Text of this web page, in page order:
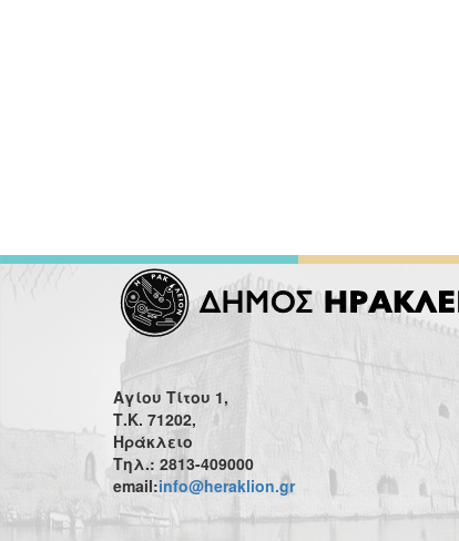
Αγίου Τίτου 1,
Τ.Κ. 71202,
Ηράκλειο
Τηλ.: 2813-409000
email:info@heraklion.gr